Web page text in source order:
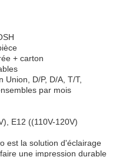
+ carton
D/P, D/A, T/T,
par mois
E12 ((110V-120V)
est la solution d'éclairage
une impression durable